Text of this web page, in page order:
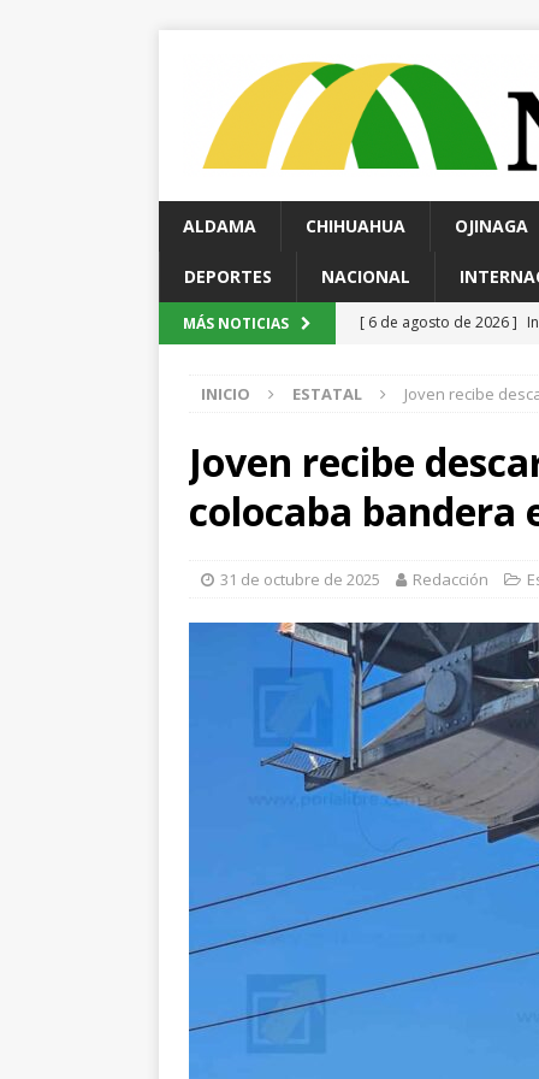
ALDAMA CHIHUAHUA OJINAGA
DEPORTES NACIONAL
MÁS NOTICIAS [ 6 de agosto de 2026 ]
[ 6 de agosto de 2026 ]
Cusárare
ESTATAL
investigan presunta
[ 6 de agosto de 2026 ]
violencia en Granjas
[ 6 de agosto de 2026 ]
pretextos
[ 6 de agosto de 2026 ]
Salud en el municipio de
INICIO ESTATAL Joven recibe
Joven recibe
colocaba bandera
31 de octubre de 2025 Redacción